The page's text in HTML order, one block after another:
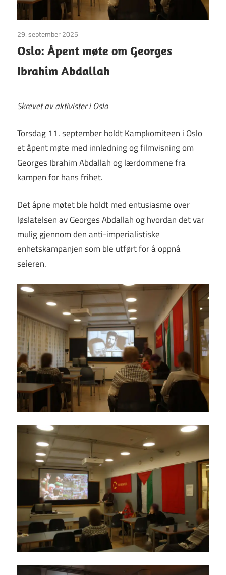
29. september 2025
Oslo: Åpent møte om Georges
Ibrahim Abdallah
Skrevet av aktivister i Oslo
Torsdag 11. september holdt Kampkomiteen i Oslo
et åpent møte med innledning og filmvisning om
Georges Ibrahim Abdallah og lærdommene fra
kampen for hans frihet.
Det åpne møtet ble holdt med entusiasme over
løslatelsen av Georges Abdallah og hvordan det var
mulig gjennom den anti-imperialistiske
enhetskampanjen som ble utført for å oppnå
seieren.